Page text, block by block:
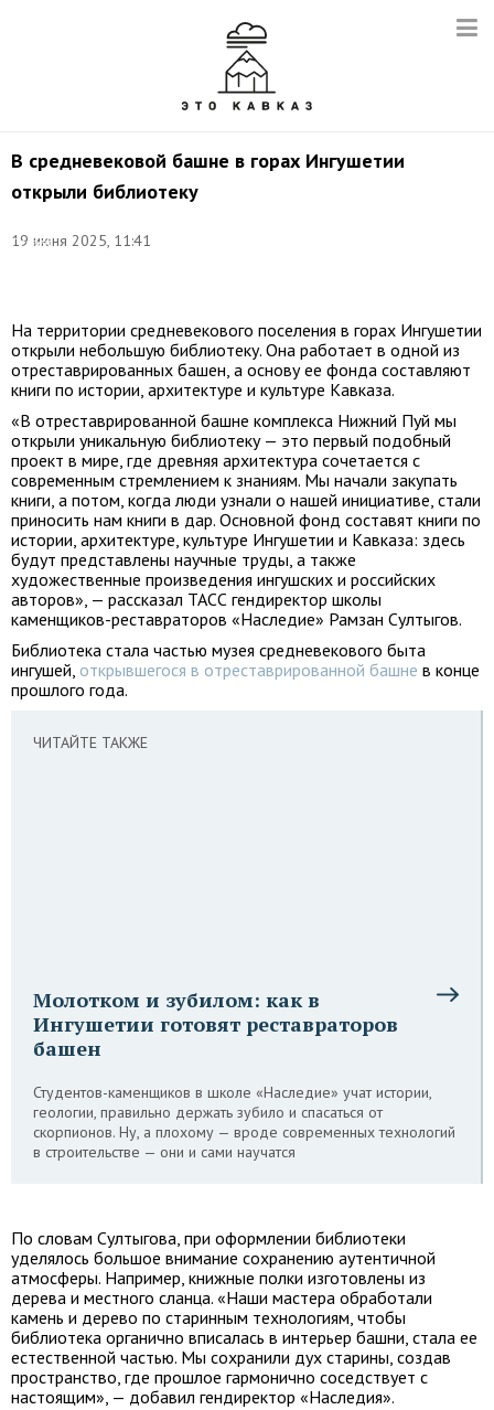
В средневековой башне в горах Ингушетии
открыли библиотеку
19 июня 2025, 11:41
Сергей
На территории средневекового поселения в горах Ингушетии
открыли небольшую библиотеку. Она работает в одной из
отреставрированных башен, а основу ее фонда составляют
книги по истории, архитектуре и культуре Кавказа.
«В отреставрированной башне комплекса Нижний Пуй мы
открыли уникальную библиотеку — это первый подобный
проект в мире, где древняя архитектура сочетается с
современным стремлением к знаниям. Мы начали закупать
книги, а потом, когда люди узнали о нашей инициативе, стали
приносить нам книги в дар. Основной фонд составят книги по
истории, архитектуре, культуре Ингушетии и Кавказа: здесь
будут представлены научные труды, а также
художественные произведения ингушских и российских
авторов», — рассказал ТАСС гендиректор школы
каменщиков-реставраторов «Наследие» Рамзан Султыгов.
Библиотека стала частью музея средневекового быта
ингушей, открывшегося в отреставрированной башне в конце
прошлого года.
ЧИТАЙТЕ ТАКЖЕ
Молотком и зубилом: как в
Ингушетии готовят реставраторов
башен
Студентов-каменщиков в школе «Наследие» учат истории,
геологии, правильно держать зубило и спасаться от
скорпионов. Ну, а плохому — вроде современных технологий
в строительстве — они и сами научатся
По словам Султыгова, при оформлении библиотеки
уделялось большое внимание сохранению аутентичной
атмосферы. Например, книжные полки изготовлены из
дерева и местного сланца. «Наши мастера обработали
камень и дерево по старинным технологиям, чтобы
библиотека органично вписалась в интерьер башни, стала ее
естественной частью. Мы сохранили дух старины, создав
пространство, где прошлое гармонично соседствует с
настоящим», — добавил гендиректор «Наследия».